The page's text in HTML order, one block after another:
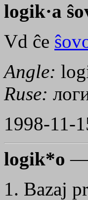
logik·a
Vd ĉe
Angle:
Ruse:
1998-11-
logik*o
Bazaj